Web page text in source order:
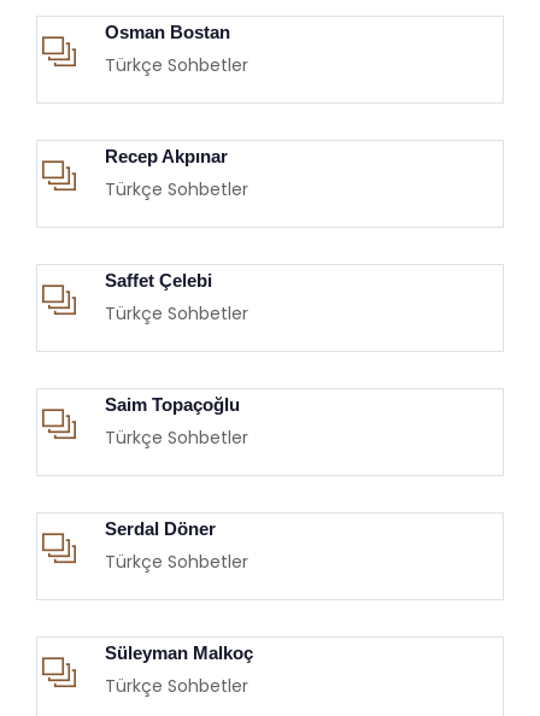
Osman Bostan
Türkçe Sohbetler
Recep Akpınar
Türkçe Sohbetler
Saffet Çelebi
Türkçe Sohbetler
Saim Topaçoğlu
Türkçe Sohbetler
Serdal Döner
Türkçe Sohbetler
Süleyman Malkoç
Türkçe Sohbetler